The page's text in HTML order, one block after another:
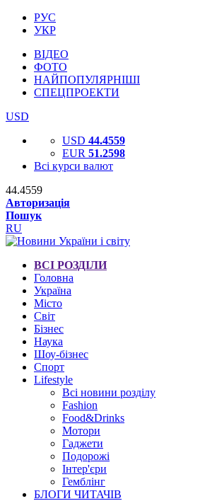
РУС
УКР
ВІДЕО
ФОТО
НАЙПОПУЛЯРНІШІ
СПЕЦПРОЕКТИ
USD
USD 44.4559
EUR 51.2598
Всі курси валют
44.4559
Авторизація
Пошук
RU
ВСІ РОЗДІЛИ
Головна
Україна
Місто
Світ
Бізнес
Наука
Шоу-бізнес
Спорт
Lifestyle
Всі новини розділу
Fashion
Food&Drinks
Мотори
Гаджети
Подорожі
Інтер'єри
Гемблінг
БЛОГИ ЧИТАЧІВ